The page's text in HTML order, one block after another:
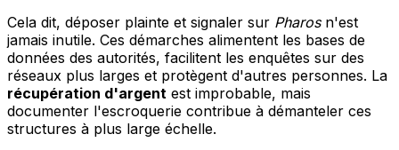
Cela dit, déposer plainte et signaler sur Pharosn'est
jamais inutile. Ces démarches alimentent les bases de
données des autorités, facilitent les enquêtes sur des
réseaux plus larges et protègent d'autres personnes. La
récupération d'argent est improbable, mais
documenter l'escroquerie contribue à démanteler ces
structures à plus large échelle.